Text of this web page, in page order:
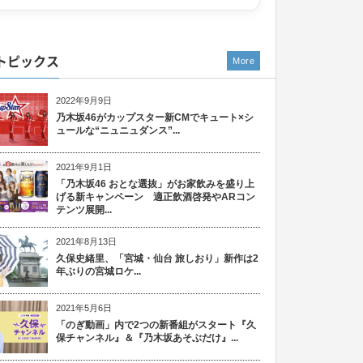
ピックス
2022年9月9日
乃木坂46がカップスター新CMでキュート×シ
ュールな“ニュニュダンス”...
2021年9月1日
「乃木坂46 おとな選抜」がお家飲みを盛り上
げる新キャンペーン 適正飲酒啓発やARコン
テンツ展開...
2021年8月13日
久保史緒里、「宮城・仙台 旅しおり」新作は2
年ぶりの宮城ロケ...
2021年5月6日
「のぎ動画」内で2つの新番組がスタート『久
保チャンネル』＆『乃木坂あそぶだけ』...
More